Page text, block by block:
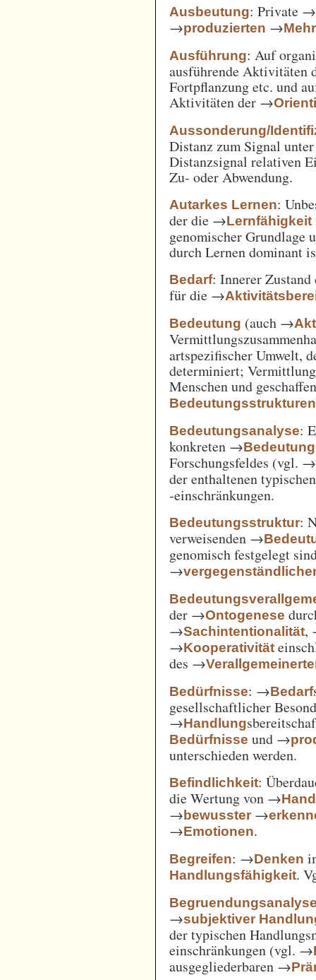
Ausbeutung: Private →
→produzierten →
Ausführung: Auf
ausführende Aktivitäten
Fortpflanzung etc. und
Aktivitäten der →
Aussonderung/
Distanz zum Signal
Distanzsignal relativen
Zu- oder Abwendung.
Autarkes Lernen:
der die →Lernfähigkeit
genomischer Grundlage
durch Lernen dominant
Bedarf: Innerer
für die →
Bedeutung (auch →
artspezifischer Umwelt,
determiniert;
Menschen und
Bedeutungsstrukturen
Bedeutungsanalyse:
konkreten →
Forschungsfeldes (vgl. →
der enthaltenen
-einschränkungen.
Bedeutungsstruktur:
verweisenden →
genomisch festgelegt
→
der →Ontogenese
→Sachintentionalität,
→Kooperativität
des →
Bedürfnisse: →Bedarf
gesellschaftlicher
→Handlung
Bedürfnisse und →
unterschieden werden.
Befindlichkeit:
die Wertung von →
→bewusster →
→Emotionen.
Begreifen: →Denken
Handlungsfähigkeit.
→subjektiver
der typischen
einschränkungen (vgl. →
ausgegliederbaren →